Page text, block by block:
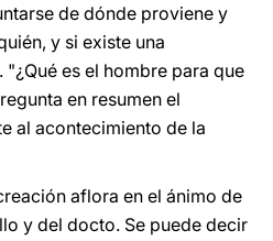
de dónde proviene y
y si existe una
es el hombre para que
en resumen el
al acontecimiento de la
aflora en el ánimo de
y del docto. Se puede decir